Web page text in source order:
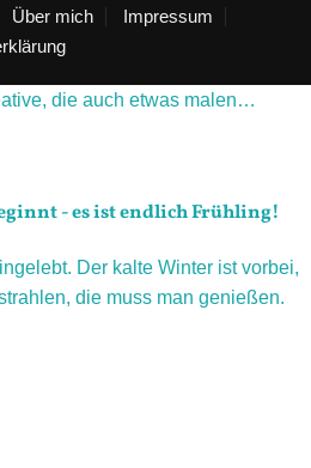
Über mich
Impressum
die auch etwas malen…
- es ist endlich Frühling!
Der kalte Winter ist vorbei,
die muss man genießen.